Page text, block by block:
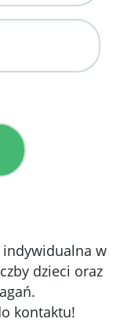
indywidualna w
dzieci oraz
kontaktu!